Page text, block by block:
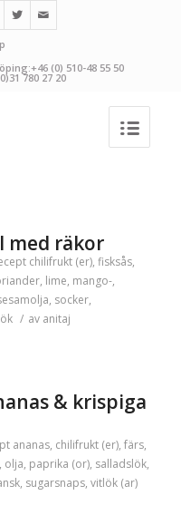
(0) 510-48 55 50
780 27 20
med räkor
chilifrukt (er), fisksås,
, lime, mango-,
, socker,
/ av anitaj
& krispiga
ananas, chilifrukt (er), färs,
olja, paprika (or), salladslök,
, sugarsnaps, vitlök (ar)